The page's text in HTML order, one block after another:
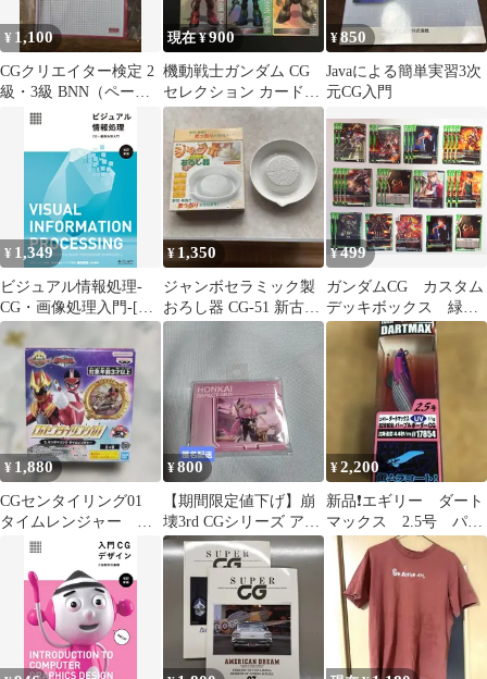
¥ 1,100
CGクリエイター検定 2
級・3級 BNN（ページ
裁断）
現在 ¥900
機動戦士ガンダム CG
セレクション カード28
枚セット
¥850
Javaによる簡単実習3次
元CG入門
¥ 1,349
ビジュアル情報処理-
CG・画像処理入門-[改
訂新版]
¥ 1,350
ジャンボセラミック製
おろし器 CG-51 新古
品 未使用に近い
¥499
ガンダムCG カスタム
デッキボックス 緑＋
おまけ 計２９枚
¥ 1,880
CGセンタイリング01
タイムレンジャー
C 箱は折り畳んで発
¥800
【期間限定値下げ】崩
壊3rd CGシリーズ アク
リルスタンド エリシア
D
¥2,200
新品❗️エギリー ダート
マックス 2.5号 パー
プルボーダーCG